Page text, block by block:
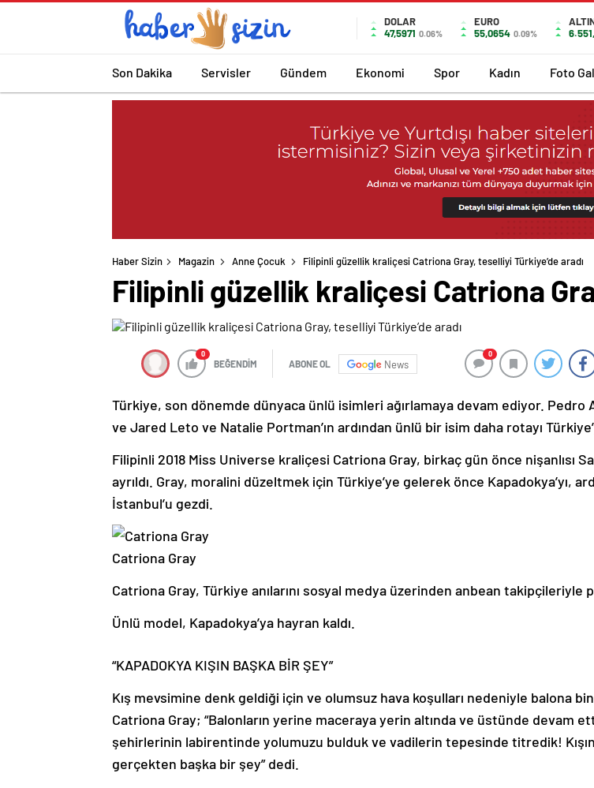
DOLAR
47,5971 0.06%
EURO
55,0654 0.09%
Son Dakika Servisler Gündem Ekonomi Spor Kadın Foto
Haber Sizin Magazin Anne Çocuk Filipinli güzellik kraliçesi Catriona Gray, teselliyi Türkiye’de aradı
Filipinli güzellik kraliçesi Catriona
0
BEĞENDİM ABONE OL News
0
Türkiye, son dönemde dünyaca ünlü isimleri ağırlamaya devam ediyor. Pedro
ve Jared Leto ve Natalie Portman’ın ardından ünlü bir isim daha rotayı
Filipinli 2018 Miss Universe kraliçesi Catriona Gray, birkaç gün önce nişanlısı
ayrıldı. Gray, moralini düzeltmek için Türkiye’ye gelerek önce Kapadokya’yı,
İstanbul’u gezdi.
Catriona Gray
Catriona Gray, Türkiye anılarını sosyal medya üzerinden anbean takipçileriyle
Ünlü model, Kapadokya’ya hayran kaldı.
“KAPADOKYA KIŞIN BAŞKA BİR ŞEY”
Kış mevsimine denk geldiği için ve olumsuz hava koşulları nedeniyle balona
Catriona Gray; “Balonların yerine maceraya yerin altında ve üstünde devam
şehirlerinin labirentinde yolumuzu bulduk ve vadilerin tepesinde titredik!
gerçekten başka bir şey” dedi.